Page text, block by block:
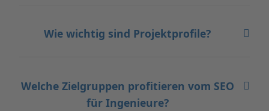
Wie wichtig sind Projektprofile?
Welche Zielgruppen profitieren vom SEO
für Ingenieure?